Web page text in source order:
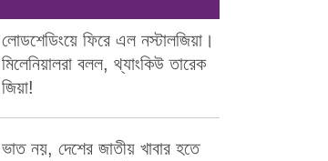
লোডশেডিংয়ে ফিরে এল নস্টালজিয়া।
মিলেনিয়ালরা বলল, থ্যাংকিউ তারেক
জিয়া!
ভাত নয়, দেশের জাতীয় খাবার হতে